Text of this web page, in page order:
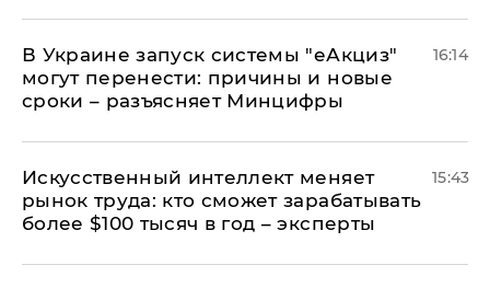
В Украине запуск системы "еАкциз"
могут перенести: причины и новые
сроки – разъясняет Минцифры
16:14
Искусственный интеллект меняет
рынок труда: кто сможет зарабатывать
более $100 тысяч в год – эксперты
15:43